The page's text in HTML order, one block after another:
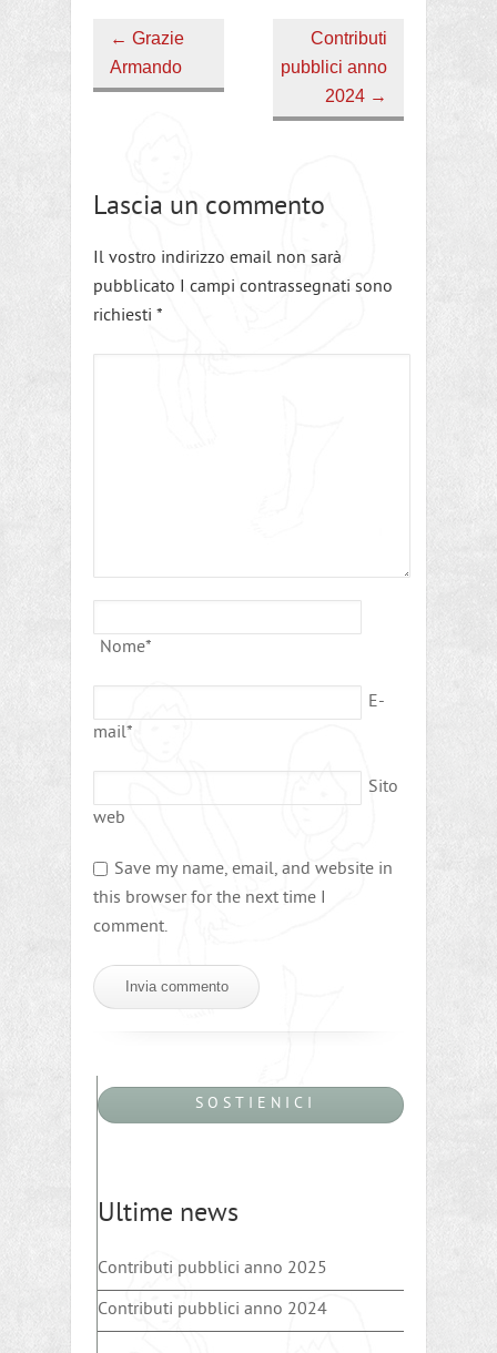
← Grazie
Armando
Contributi
pubblici anno
2024 →
Lascia un commento
Il vostro indirizzo email non sarà
pubblicato I campi contrassegnati sono
richiesti *
Nome*
E-
mail*
Sito
web
Save my name, email, and website in
this browser for the next time I
comment.
S O S T I E N I C I
Ultime news
Contributi pubblici anno 2025
Contributi pubblici anno 2024